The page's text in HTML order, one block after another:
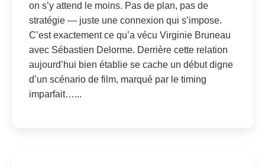
on s’y attend le moins. Pas de plan, pas de
stratégie — juste une connexion qui s’impose.
C’est exactement ce qu’a vécu Virginie Bruneau
avec Sébastien Delorme. Derrière cette relation
aujourd’hui bien établie se cache un début digne
d’un scénario de film, marqué par le timing
imparfait…...